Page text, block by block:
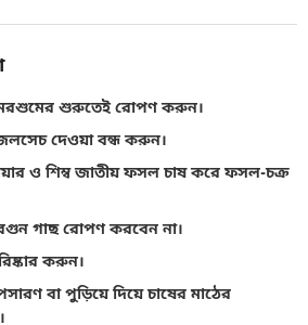
শুরুতেই রোপণ করুন।
দেওয়া বন্ধ করুন।
ও শিম্ব জাতীয় ফসল চাষ করে ফসল-চক্র
গাছ রোপণ করবেন না।
করুন।
বা পুড়িয়ে দিয়ে চাষের মাঠের